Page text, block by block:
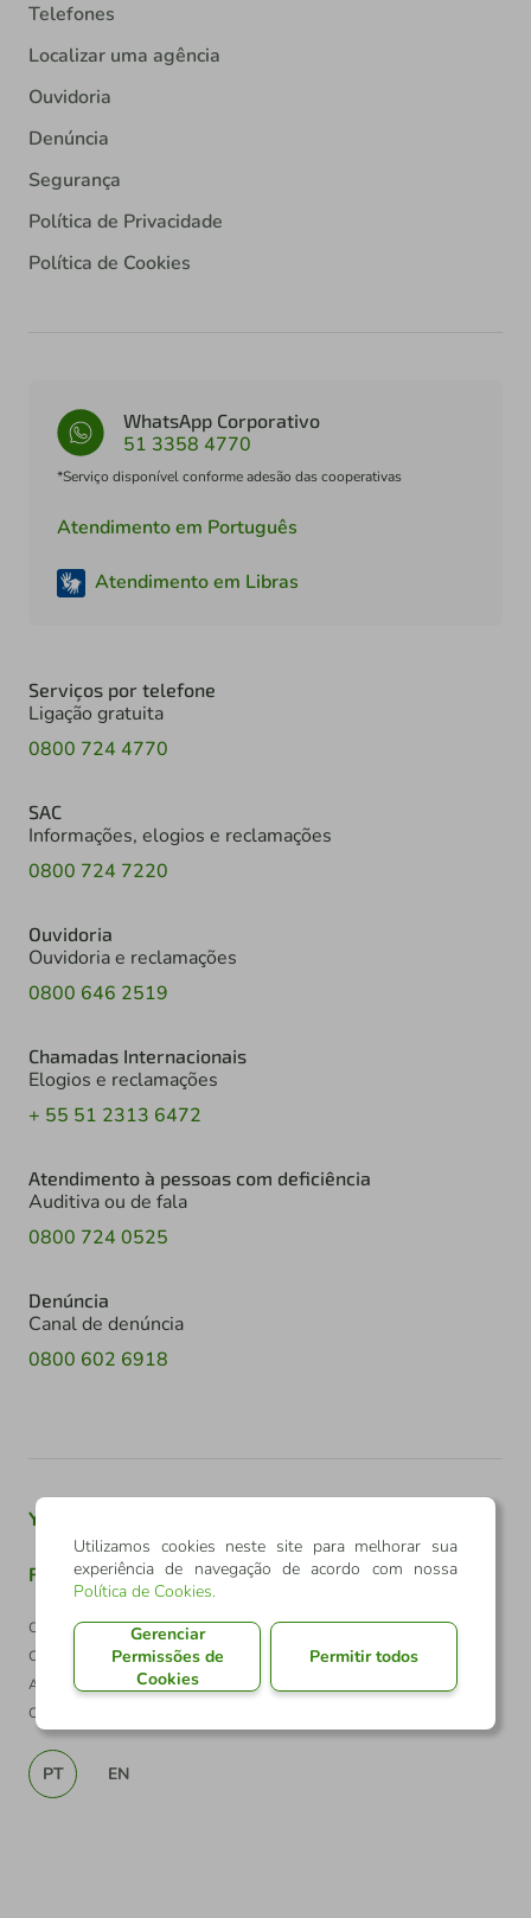
Telefones
Localizar uma agência
Ouvidoria
Denúncia
Segurança
Política de Privacidade
Política de Cookies
WhatsApp Corporativo
51 3358 4770
*Serviço disponível conforme adesão das cooperativas
Atendimento em Português
Atendimento em Libras
Serviços por telefone
Ligação gratuita
0800 724 4770
SAC
Informações, elogios e reclamações
0800 724 7220
Ouvidoria
Ouvidoria e reclamações
0800 646 2519
Chamadas Internacionais
Elogios e reclamações
+ 55 51 2313 6472
Atendimento à pessoas com deficiência
Auditiva ou de fala
0800 724 0525
Denúncia
Canal de denúncia
0800 602 6918
Youtube
Facebook TikTok
Confederação Sicredi
CNPJ: 03.795.072/0001-60
Av. Assis Brasil, 3940, J. Lindóia - Porto Alegre
CEP: 91010-003
PT EN
Utilizamos cookies neste site para melhorar sua
experiência de navegação de acordo com nossa
Política de Cookies.
Gerenciar
Permissões de
Cookies
Permitir todos